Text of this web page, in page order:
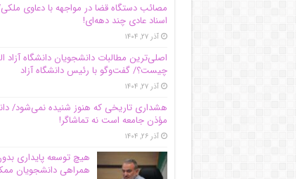
مصائب دستگاه قضا در مواجهه با دعاوی
اسناد عادی چند‌ دهه‌ای!
آذر ۲۷, ۱۴۰۴
اصلی‌ترین مطالبات دانشجویان دانشگاه آزاد
چیست؟/ گفت‌وگو با رئیس دانشگاه آز‌اد
آذر ۲۷, ۱۴۰۴
هشداری تاریخی که هنوز شنیده نمی‌شود/
مؤذن جامعه است نه تماشاگر!
آذر ۲۶, ۱۴۰۴
هیچ توسعه پایداری
همراهی دانشجویان